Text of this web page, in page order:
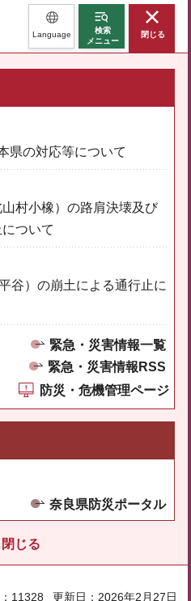
Language
検索
メニュー
閉じる
県の対応等について
村小橡）の路肩決壊及び
ついて
谷）の崩土による通行止に
緊急・災害情報一覧
緊急・災害情報RSS
防災・危機管理ページ
奈良県防災ポータル
閉じる
11328 更新日：2026年2月27日